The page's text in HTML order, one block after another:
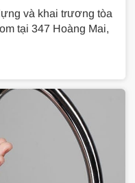
và khai trương tòa
tại 347 Hoàng Mai,